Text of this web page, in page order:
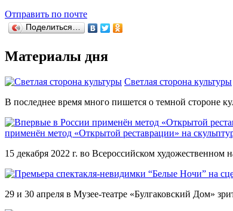
Отправить по почте
Поделиться…
Материалы дня
Светлая сторона культуры
В последнее время много пишется о темной стороне
применён метод «Открытой реставрации» на
15 декабря 2022 г. во Всероссийском
29 и 30 апреля в Музее-театре «Булгаковский Дом»